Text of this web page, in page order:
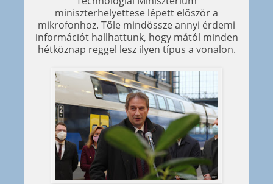
miniszterhelyettese lépett először a
mikrofonhoz. Tőle mindössze annyi érdemi
információt hallhattunk, hogy mától minden
hétköznap reggel lesz ilyen típus a vonalon.